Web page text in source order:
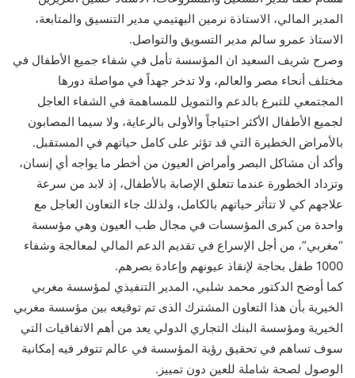
المدير المالي، الاستاذة نرمين البهتيمي مدير التنسيق والمتابعة،
الاستاذ عمرو سالم مدير التسويق والتواصل.
وصرح شريف السعيد ان المؤسسة تأمل في شفاء جميع الأطفال في
مختلف أنحاء مصر والعالم، ولا تدخر جهداً في مواصلة دورها
المجتمعي للتبرع بالدعم والتمويل للمساهمة في الشفاء العاجل
لجميع الأطفال الأكثر احتياجاً والأولى بالرعاية، ولا سيما المصابون
بالأمراض الخطيرة التي قد تؤثر على كامل حياتهم في المستقبل.
وأكد أن مشاكل البصر وأمراض العيون من أخطر ما يواجه أي إنسان،
وتزداد الخطورة عندما تتعلق الإصابة بالأطفال، إذ لابد من سرعة
علاجهم كي لا تتأثر حياتهم بالكامل، ولذلك جاء التعاون العاجل مع
واحدة من كبرى المؤسسات في مجال طب العيون وهي مؤسسة
“مغربي”، من أجل الإسراع في تقديم الدعم المالي لمعالجة وشفاء
1000 طفل بحاجة لإنقاذ عيونهم وإعادة بصرهم.
كما أوضح الدكتور محمد شلبي، المدير التنفيذي لمؤسسة مغربي
الخيرية بأن هذا التعاون المشترك الذى تم توقيعه بين مؤسسة مغربي
الخيرية ومؤسسة البنك التجاري الدولي يعد من أهم الاتفاقيات التي
سوف تساهم في تحقيق رؤية المؤسسة في عالم تتوفر فيه إمكانية
الوصول لصحة شاملة للعين دون تمييز.